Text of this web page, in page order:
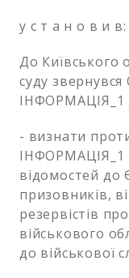
у с т а н о в и в:
До Київського
суду
ІНФОРМАЦІЯ_1
- визнати
ІНФОРМАЦІЯ_1
відомостей до
призовників,
резервістів
військового
до військової